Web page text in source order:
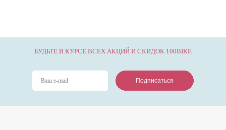
БУДЬТЕ В КУРСЕ ВСЕХ АКЦИЙ И СКИДОК 100BIKE
Подписаться
Подписаться
Подписаться